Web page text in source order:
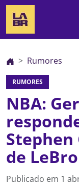
Rumores
RUMORES
NBA:
Stephen
de
Publicado em 1